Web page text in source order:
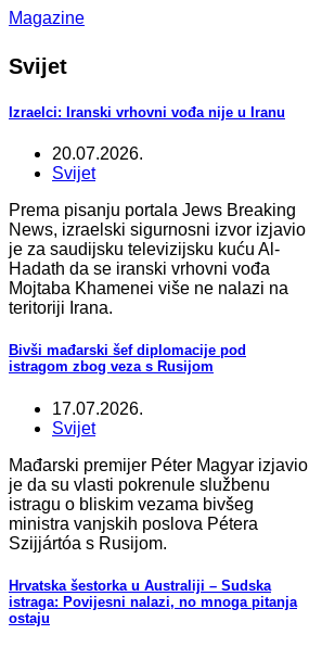
Magazine
Svijet
Izraelci: Iranski vrhovni vođa nije u Iranu
20.07.2026.
Svijet
Prema pisanju portala Jews Breaking
News, izraelski sigurnosni izvor izjavio
je za saudijsku televizijsku kuću Al-
Hadath da se iranski vrhovni vođa
Mojtaba Khamenei više ne nalazi na
teritoriji Irana.
Bivši mađarski šef diplomacije pod
istragom zbog veza s Rusijom
17.07.2026.
Svijet
Mađarski premijer Péter Magyar izjavio
je da su vlasti pokrenule službenu
istragu o bliskim vezama bivšeg
ministra vanjskih poslova Pétera
Szijjártóa s Rusijom.
Hrvatska šestorka u Australiji – Sudska
istraga: Povijesni nalazi, no mnoga pitanja
ostaju